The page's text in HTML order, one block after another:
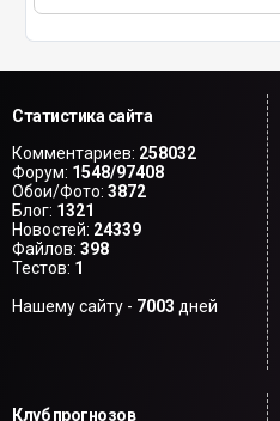
Статистика сайта
Комментариев: 258032
Форум: 1548/97408
Обои/Фото: 3872
Блог: 1321
Новостей: 24339
Файлов: 398
Тестов: 1
Нашему сайту - 7003 дней
Клуб прогнозов